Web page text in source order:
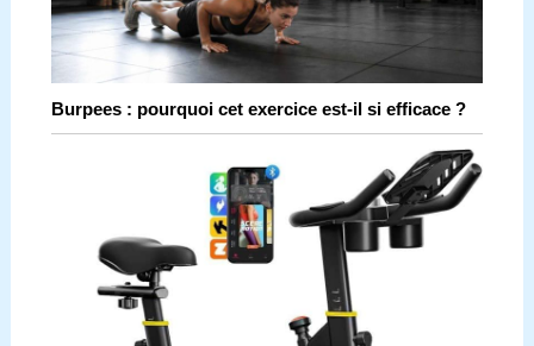
Burpees : pourquoi cet exercice est-il si efficace ?